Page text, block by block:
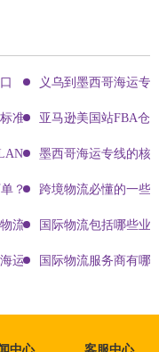
义乌到墨西哥海运专
准!四大国际快递的尺寸重
亚马逊美国站FBA仓
墨西哥海运专线的核
？DHL快递寄件有哪些方
跨境物流必懂的一些
流? 国际物流包括哪些业
运要多久能到达？
国际物流服务商有哪